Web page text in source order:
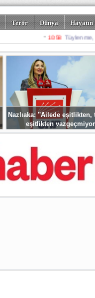
Terör Dünya
Spor Misafir
Nazlıaka: ''Ailede eşitlikten,
eşitlikten